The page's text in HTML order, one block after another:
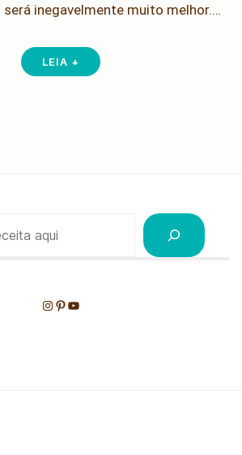
inegavelmente muito melhor.…
LEIA +
Instagram
Pinterest
Youtube